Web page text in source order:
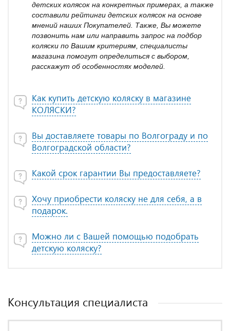
детских колясок на конкретных примерах, а также
составили рейтинги детских колясок на основе
мнений наших Покупателей. Также, Вы можете
позвонить нам или направить запрос на подбор
коляски по Вашим критериям, специалисты
магазина помогут определиться с выбором,
расскажут об особенностях моделей.
Как купить детскую коляску в магазине
КОЛЯСКИ?
Вы доставляете товары по Волгограду и по
Волгоградской области?
Какой срок гарантии Вы предоставляете?
Хочу приобрести коляску не для себя, а в
подарок.
Можно ли с Вашей помощью подобрать
детскую коляску?
Консультация специалиста